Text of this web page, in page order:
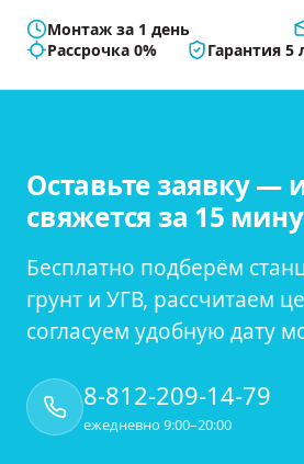
Монтаж за 1 день
Рассрочка 0%
Гарантия 5
Оставьте заявку —
свяжется за 15
Бесплатно подберём
грунт и УГВ, рассчитаем
согласуем удобную дату
8-812-209-14-79
ежедневно 9:00–20:00